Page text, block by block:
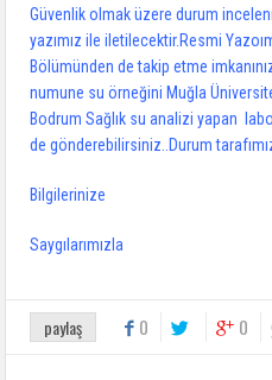
Güvenlik olmak üzere durum
yazımız ile iletilecektir.Resmi
Bölümünden de takip etme
numune su örneğini Muğla
Bodrum Sağlık su analizi yapan
de gönderebilirsiniz..Durum
Bilgilerinize
Saygılarımızla
paylaş 0 0